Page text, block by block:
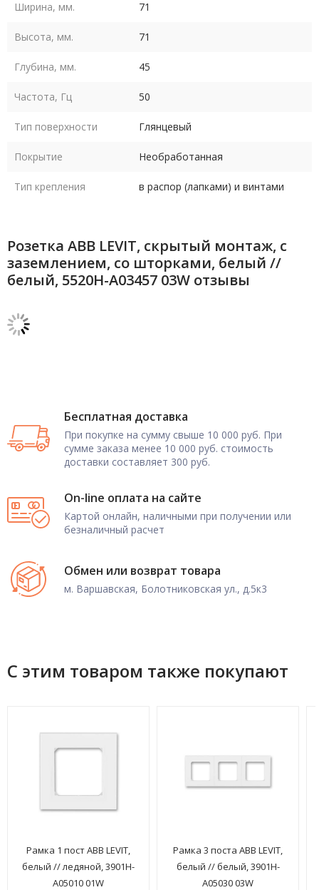
Ширина, мм. 71
Высота, мм. 71
Глубина, мм. 45
Частота, Гц 50
Тип поверхности Глянцевый
Покрытие Необработанная
Тип крепления в распор (лапками) и винтами
Розетка ABB LEVIT, скрытый монтаж, с
заземлением, со шторками, белый //
белый, 5520H-A03457 03W отзывы
Бесплатная доставка
При покупке на сумму свыше 10 000 руб. При
сумме заказа менее 10 000 руб. стоимость
доставки составляет 300 руб.
On-line оплата на сайте
Картой онлайн, наличными при получении или
безналичный расчет
Обмен или возврат товара
м. Варшавская, Болотниковская ул., д.5к3
С этим товаром также покупают
Рамка 1 пост ABB LEVIT,
белый // ледяной, 3901H-
A05010 01W
Рамка 3 поста ABB LEVIT,
белый // белый, 3901H-
A05030 03W